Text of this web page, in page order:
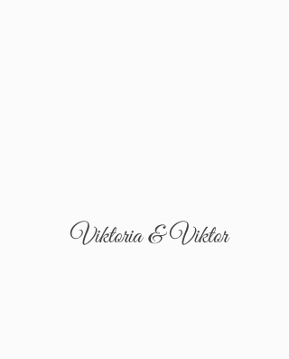
Viktoria & Viktor